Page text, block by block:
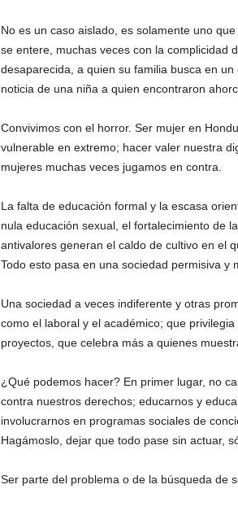
No es un caso aislado, es solamente uno
se entere, muchas veces con la complicidad
desaparecida, a quien su familia busca en
noticia de una niña a quien encontraron
Convivimos con el horror. Ser mujer en
vulnerable en extremo; hacer valer nuestra
mujeres muchas veces jugamos en contra.
La falta de educación formal y la escasa
nula educación sexual, el fortalecimiento de
antivalores generan el caldo de cultivo en el
Todo esto pasa en una sociedad permisiva y
Una sociedad a veces indiferente y otras
como el laboral y el académico; que
proyectos, que celebra más a quienes
¿Qué podemos hacer? En primer lugar, no
contra nuestros derechos; educarnos y
involucrarnos en programas sociales de
Hagámoslo, dejar que todo pase sin actuar,
Ser parte del problema o de la búsqueda de